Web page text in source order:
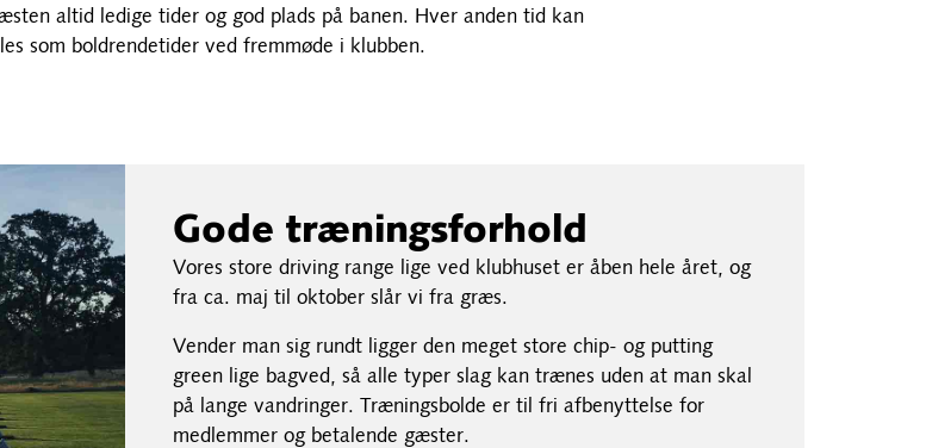
altid ledige tider og god plads på banen. Hver anden tid kan
som boldrendetider ved fremmøde i klubben.
Gode træningsforhold
Vores store driving range lige ved klubhuset er åben hele året, og
fra ca. maj til oktober slår vi fra græs.
Vender man sig rundt ligger den meget store chip- og putting
green lige bagved, så alle typer slag kan trænes uden at man skal
på lange vandringer. Træningsbolde er til fri afbenyttelse for
medlemmer og betalende gæster.